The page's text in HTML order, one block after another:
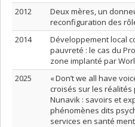
2012
Deux mères, un
reconfiguration des
2014
Développement local
pauvreté : le cas du
zone implanté par
2025
« Don’t we all have
croisés sur les réalités
Nunavik : savoirs et
phénomènes dits
services en santé